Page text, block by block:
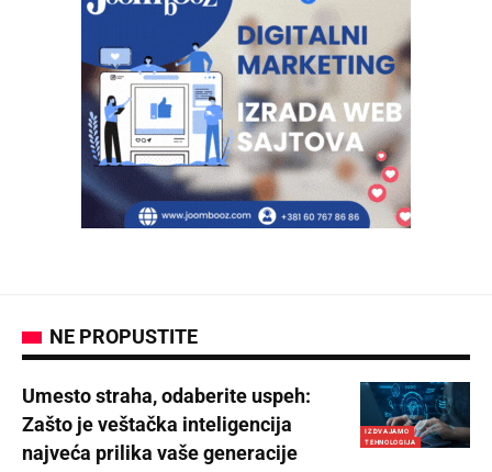
NE PROPUSTITE
IZDVAJAMO
TEHNOLOGIJA
Umesto straha, odaberite uspeh:
Zašto je veštačka inteligencija
najveća prilika vaše generacije